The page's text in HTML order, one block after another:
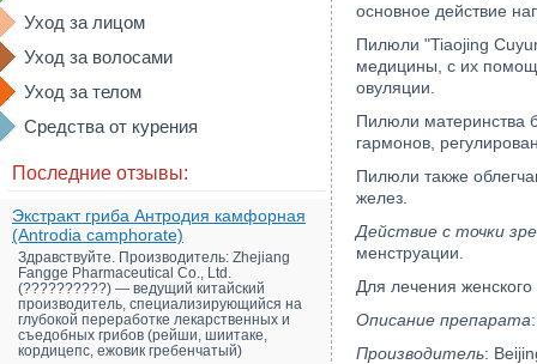
Уход за лицом
Уход за волосами
Уход за телом
Средства от курения
Последние отзывы:
Экстракт гриба Антродия камфорная
(Antrodia camphorate)
Здравствуйте. Производитель: Zhejiang
Fangge Pharmaceutical Co., Ltd.
(??????????) — ведущий китайский
производитель, специализирующийся на
глубокой переработке лекарственных и
съедобных грибов (рейши, шиитаке,
кордицепс, ежовик гребенчатый)
основное действие
Пилюли "Tiaojing
медицины, с их
овуляции.
Пилюли материнства
гармонов,
Пилюли также
желез.
Действие с точки
менструации.
Для лечения
Описание препарата
Производитель: